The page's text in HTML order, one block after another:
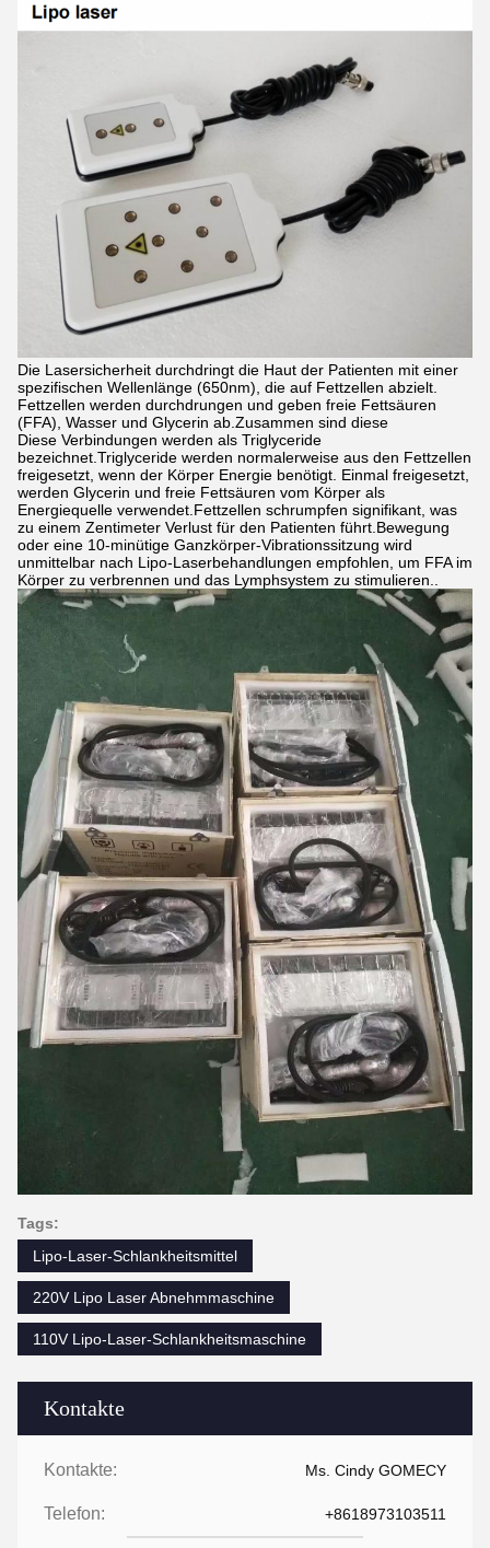
Kontakte
Kontakte: Ms. Cindy GOMECY
Telefon: +8618973103511
Die Lasersicherheit durchdringt die Haut der Patienten mit einer
spezifischen Wellenlänge (650nm), die auf Fettzellen abzielt.
Fettzellen werden durchdrungen und geben freie Fettsäuren
(FFA), Wasser und Glycerin ab.Zusammen sind diese
Diese Verbindungen werden als Triglyceride
bezeichnet.Triglyceride werden normalerweise aus den Fettzellen
freigesetzt, wenn der Körper Energie benötigt. Einmal freigesetzt,
werden Glycerin und freie Fettsäuren vom Körper als
Energiequelle verwendet.Fettzellen schrumpfen signifikant, was
zu einem Zentimeter Verlust für den Patienten führt.Bewegung
oder eine 10-minütige Ganzkörper-Vibrationssitzung wird
unmittelbar nach Lipo-Laserbehandlungen empfohlen, um FFA im
Körper zu verbrennen und das Lymphsystem zu stimulieren..
Tags:
Lipo-Laser-Schlankheitsmittel
220V Lipo Laser Abnehmmaschine
110V Lipo-Laser-Schlankheitsmaschine